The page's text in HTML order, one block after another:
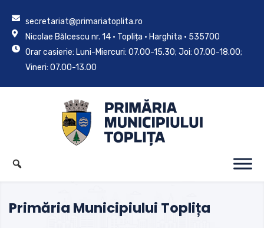
secretariat@primariatoplita.ro
Nicolae Bălcescu nr. 14 • Toplița • Harghita • 535700
Orar casierie: Luni-Miercuri: 07.00-15.30; Joi: 07.00-18.00;
Vineri: 07.00-13.00
Primăria Municipiului Toplița